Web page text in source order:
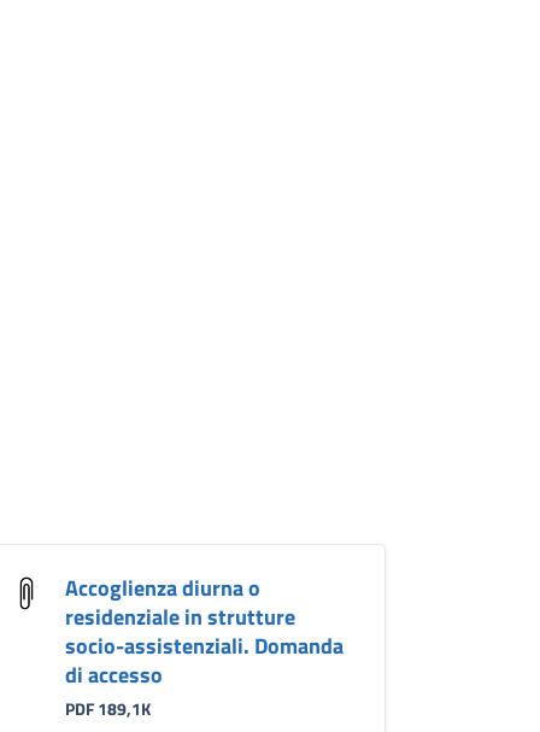
Accoglienza diurna o
residenziale in strutture
socio-assistenziali. Domanda
di accesso
PDF 189,1K